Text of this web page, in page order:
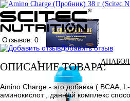
Отзывов: 0
Добавить отзыв
ОПИСАНИЕ ТОВАРА:
Amino Charge - это добавка ( BCAA,
аминокислот , данный комплекс